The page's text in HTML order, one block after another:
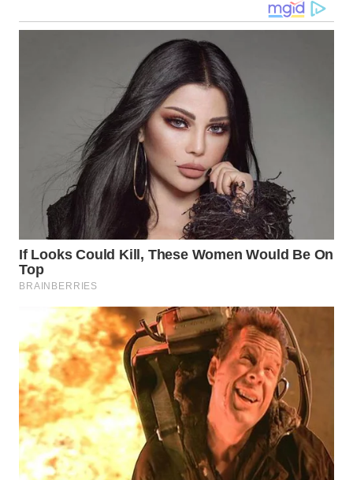
WN
NIAS
WN
LANGKAT
WN
SELATAN
WN
TANJUNG
LESUNG
WN
KARO